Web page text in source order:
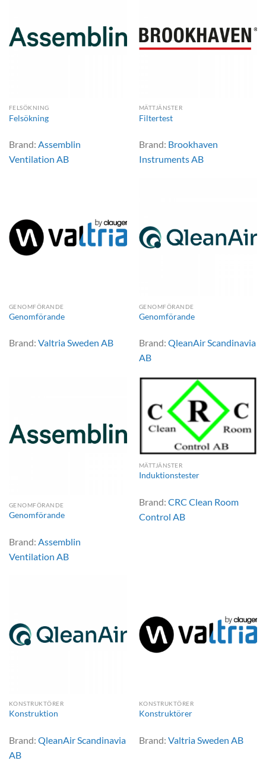
FELSÖKNING
Felsökning
Brand: Assemblin
Ventilation AB
MÄTTJÄNSTER
Filtertest
Brand: Brookhaven
Instruments AB
GENOMFÖRANDE
Genomförande
Brand: Valtria Sweden AB
GENOMFÖRANDE
Genomförande
Brand: QleanAir Scandinavia
AB
GENOMFÖRANDE
Genomförande
Brand: Assemblin
Ventilation AB
MÄTTJÄNSTER
Induktionstester
Brand: CRC Clean Room
Control AB
KONSTRUKTÖRER
Konstruktion
Brand: QleanAir Scandinavia
AB
KONSTRUKTÖRER
Konstruktörer
Brand: Valtria Sweden AB